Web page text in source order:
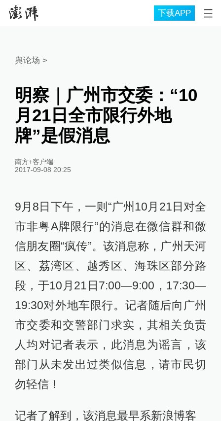
下载APP
舆论场 >
明察｜广州市交委：“10
月21日全市限行外地
牌”是假消息
南方+客户端
2017-09-08 20:25
9月8日下午，一则“广州10月21日对全
市非粤A牌限行”的消息在微信群和微
信朋友圈“疯传”。该消息称，广州天河
区、荔湾区、越秀区、海珠区部分路
段，于10月21日7:00—9:00，17:30—
19:30对外地车限行。记者随后向广州
市交委和交警部门求实，其相关负责
人均对记者表示，此消息为谣言，该
部门从未发出过类似信息，请市民切
勿轻信！
记者了解到，该消息最早系新浪博客